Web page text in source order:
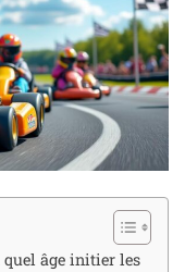
quel âge initier les